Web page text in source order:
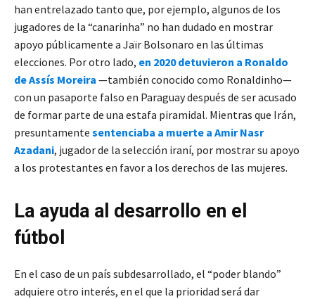
han entrelazado tanto que, por ejemplo, algunos de los
jugadores de la “canarinha” no han dudado en mostrar
apoyo públicamente a Jaïr Bolsonaro en las últimas
elecciones. Por otro lado, en 2020 detuvieron a Ronaldo
de Assís Moreira —también conocido como Ronaldinho—
con un pasaporte falso en Paraguay después de ser acusado
de formar parte de una estafa piramidal. Mientras que Irán,
presuntamente sentenciaba a muerte a Amir Nasr
Azadani, jugador de la selección iraní, por mostrar su apoyo
a los protestantes en favor a los derechos de las mujeres.
La ayuda al desarrollo en el
fútbol
En el caso de un país subdesarrollado, el “poder blando”
adquiere otro interés, en el que la prioridad será dar